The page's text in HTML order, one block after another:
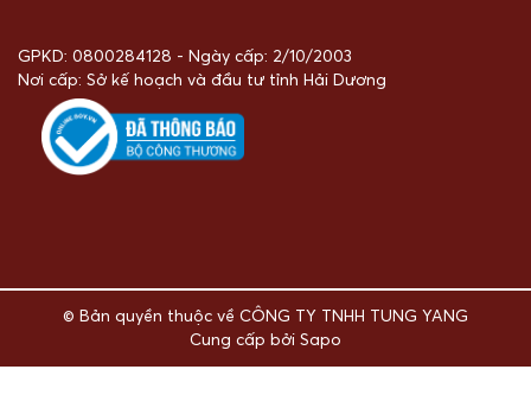
GPKD: 0800284128 - Ngày cấp: 2/10/2003
Nơi cấp: Sở kế hoạch và đầu tư tỉnh Hải Dương
© Bản quyền thuộc về CÔNG TY TNHH TUNG YANG
Cung cấp bởi Sapo